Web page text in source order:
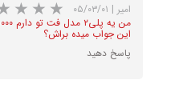
امیر | ۰۵/۰۳/۰۱
این جواب میده براش؟
پاسخ دهید